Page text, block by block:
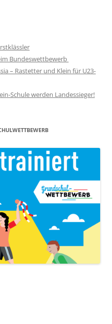
Bundeswettbewerb
– Rastetter und Klein für U23-
Schule werden Landessieger!